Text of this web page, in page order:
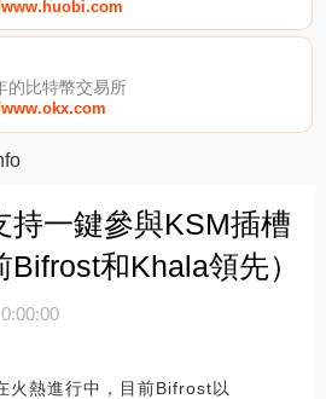
的比特幣交易所
持一鍵參與KSM插槽
和Khala領先）
火熱進行中，目前Bifrost以